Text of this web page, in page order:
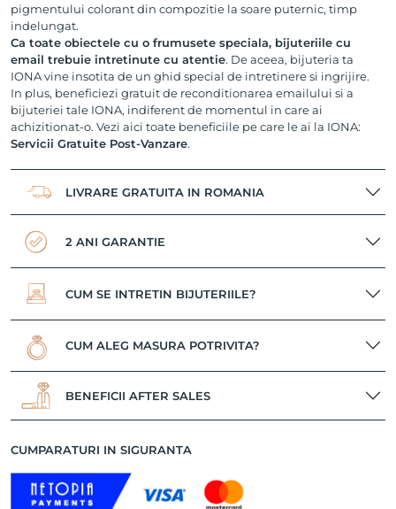
pigmentului colorant din compozitie la soare puternic, timp
indelungat.
Ca toate obiectele cu o frumusete speciala, bijuteriile cu
email trebuie intretinute cu atentie. De aceea, bijuteria ta
IONA vine insotita de un ghid special de intretinere si ingrijire.
In plus, beneficiezi gratuit de reconditionarea emailului si a
bijuteriei tale IONA, indiferent de momentul in care ai
achizitionat-o. Vezi aici toate beneficiile pe care le ai la IONA:
Servicii Gratuite Post-Vanzare.
LIVRARE GRATUITA IN ROMANIA
2 ANI GARANTIE
CUM SE INTRETIN BIJUTERIILE?
CUM ALEG MASURA POTRIVITA?
BENEFICII AFTER SALES
CUMPARATURI IN SIGURANTA